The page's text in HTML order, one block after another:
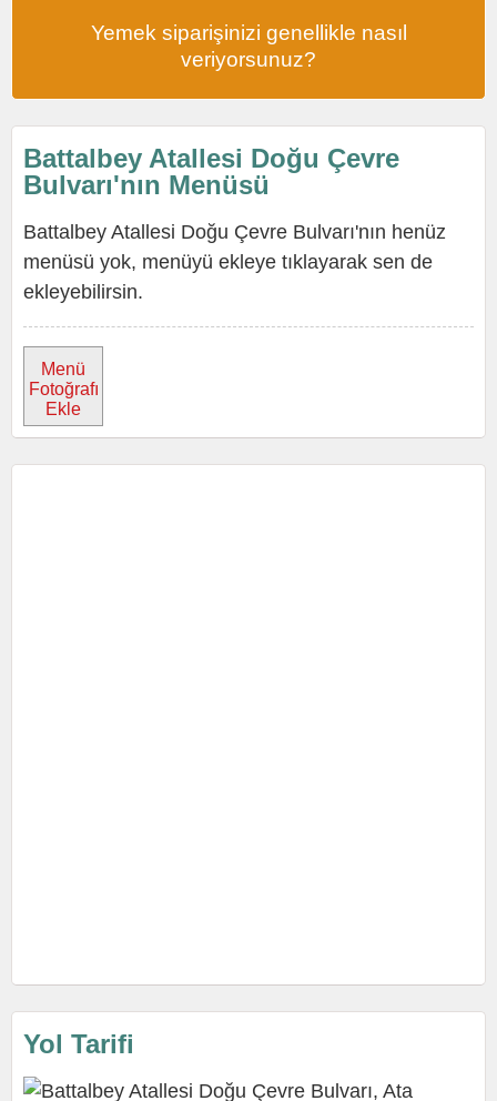
Yemek siparişinizi genellikle nasıl
veriyorsunuz?
Battalbey Atallesi Doğu Çevre
Bulvarı'nın Menüsü
Battalbey Atallesi Doğu Çevre Bulvarı'nın henüz
menüsü yok, menüyü ekleye tıklayarak sen de
ekleyebilirsin.
Menü
Fotoğrafı
Ekle
Yol Tarifi